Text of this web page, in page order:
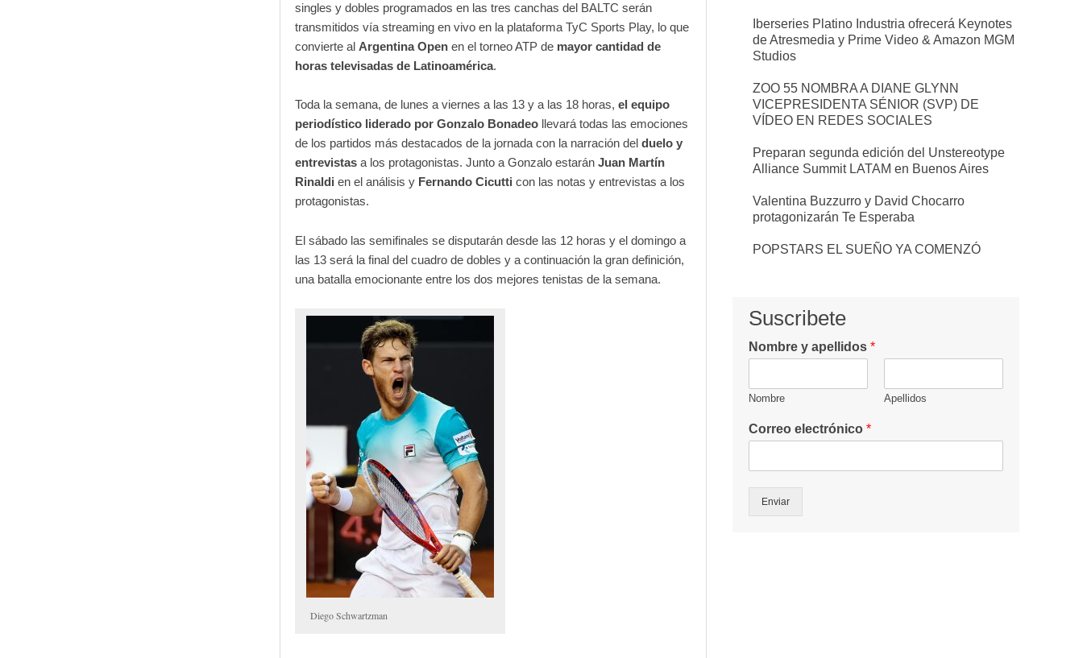
singles y dobles programados en las tres canchas del BALTC serán
transmitidos vía streaming en vivo en la plataforma TyC Sports Play, lo que
convierte al Argentina Open en el torneo ATP de mayor cantidad de
horas televisadas de Latinoamérica.
Toda la semana, de lunes a viernes a las 13 y a las 18 horas, el equipo
periodístico liderado por Gonzalo Bonadeo llevará todas las emociones
de los partidos más destacados de la jornada con la narración del duelo y
entrevistas a los protagonistas. Junto a Gonzalo estarán Juan Martín
Rinaldi en el análisis y Fernando Cicutti con las notas y entrevistas a los
protagonistas.
El sábado las semifinales se disputarán desde las 12 horas y el domingo a
las 13 será la final del cuadro de dobles y a continuación la gran definición,
una batalla emocionante entre los dos mejores tenistas de la semana.
Diego Schwartzman
Iberseries Platino Industria ofrecerá Keynotes
de Atresmedia y Prime Video & Amazon MGM
Studios
ZOO 55 NOMBRA A DIANE GLYNN
VICEPRESIDENTA SÉNIOR (SVP) DE
VÍDEO EN REDES SOCIALES
Preparan segunda edición del Unstereotype
Alliance Summit LATAM en Buenos Aires
Valentina Buzzurro y David Chocarro
protagonizarán Te Esperaba
POPSTARS EL SUEÑO YA COMENZÓ
Suscribete
Nombre y apellidos *
Nombre Apellidos
Correo electrónico *
Enviar